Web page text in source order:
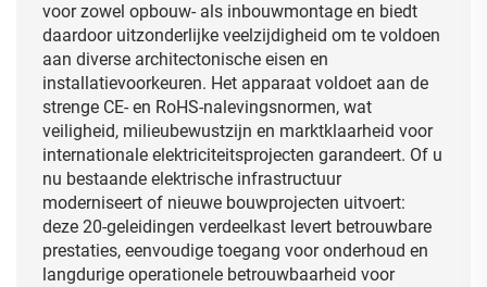
voor zowel opbouw- als inbouwmontage en biedt
daardoor uitzonderlijke veelzijdigheid om te voldoen
aan diverse architectonische eisen en
installatievoorkeuren. Het apparaat voldoet aan de
strenge CE- en RoHS-nalevingsnormen, wat
veiligheid, milieubewustzijn en marktklaarheid voor
internationale elektriciteitsprojecten garandeert. Of u
nu bestaande elektrische infrastructuur
moderniseert of nieuwe bouwprojecten uitvoert:
deze 20-geleidingen verdeelkast levert betrouwbare
prestaties, eenvoudige toegang voor onderhoud en
langdurige operationele betrouwbaarheid voor